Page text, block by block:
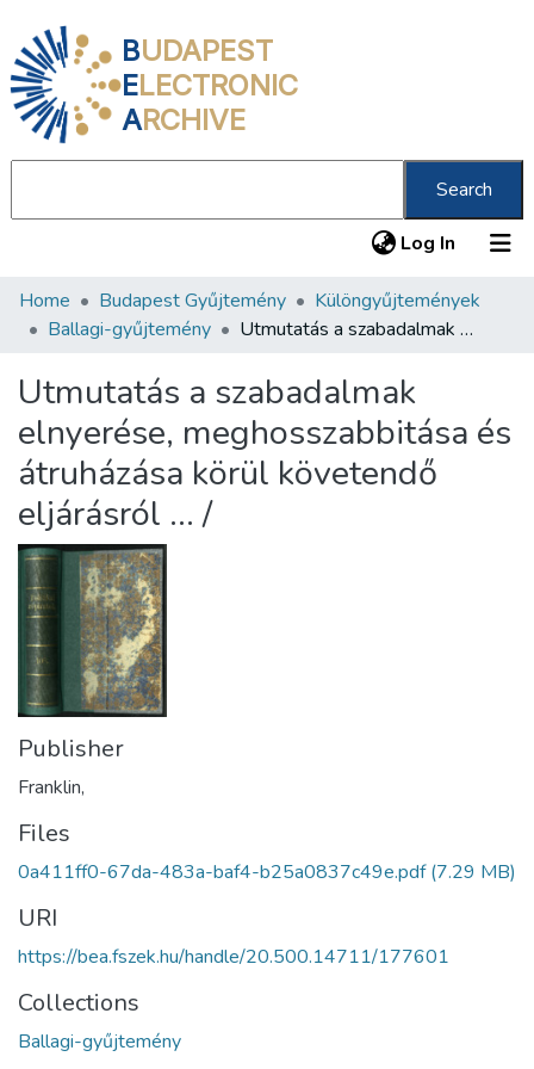
BUDAPEST
ELECTRONIC
ARCHIVE
Search
Log In (current)
Communities & Collections
Statistics
About us
Home Budapest Gyűjtemény
Különgyűjtemények
Ballagi-gyűjtemény
Utmutatás a szabadalmak elnyerése, meghosszabbitása és átruházása körül követendő eljárásról ... /
Utmutatás a szabadalmak
elnyerése, meghosszabbitása és
átruházása körül követendő
eljárásról ... /
Publisher
Franklin,
Files
0a411ff0-67da-483a-baf4-b25a0837c49e.pdf(7.29 MB)
URI
https://bea.fszek.hu/handle/20.500.14711/177601
Collections
Ballagi-gyűjtemény